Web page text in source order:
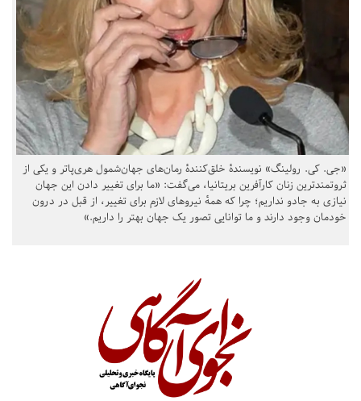
«جی. کی. رولینگ» نویسندهٔ خلق‌کنندهٔ رمان‌های جهان‌شمول هری‌پاتر و یکی از
ثروتمندترین زنان کارآفرین بریتانیا، می‌گفت: «ما برای تغییر دادن این جهان
نیازی به جادو نداریم؛ چرا که همهٔ نیروهای لازم برای تغییر، از قبل در درون
خودمان وجود دارند و ما توانایی تصور یک جهان بهتر را داریم.»